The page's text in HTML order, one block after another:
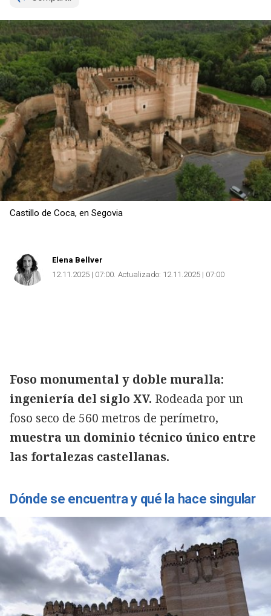
Copiar
Castillo de Coca, en Segovia
Elena Bellver
12.11.2025 | 07:00 Actualizado: 12.11.2025 | 07:00
Foso monumental y doble muralla:
ingeniería del siglo XV. Rodeada por un
foso seco de 560 metros de perímetro,
muestra un dominio técnico único entre
las fortalezas castellanas.
Dónde se encuentra y qué la hace singular